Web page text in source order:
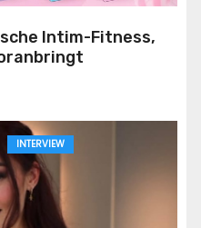
Intim-Fitness,
INTERVIEW